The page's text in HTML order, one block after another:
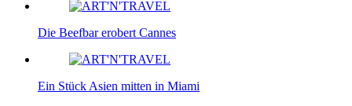
Die Beefbar erobert Cannes
Ein Stück Asien mitten in Miami